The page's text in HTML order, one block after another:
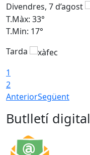
Divendres, 7 d’agost
T.Màx: 33°
T.Min: 17°
Tarda
1
2
AnteriorSegüent
Butlletí digital